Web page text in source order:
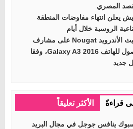
المصري
يعلن انتهاء مفاوضات المنطقة
الروسية خلال أيام
تحديث الأندرويد Nougat على مشارف
الوصول للهاتف Galaxy A3 2016، وفقا
جديد
قراءةً الأكثر تعليقاً
ينافس جوجل في مجال البريد